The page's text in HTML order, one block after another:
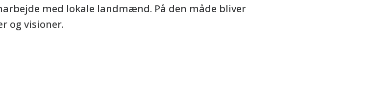
med lokale landmænd. På den måde bliver
og visioner.